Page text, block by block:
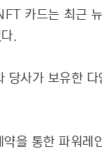
카드는 최
.
당사가 보유한
을 통한 파워